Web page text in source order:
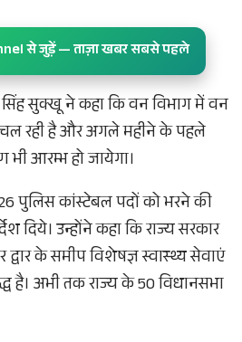
से जुड़ें — ताज़ा खबर सबसे पहले
सुक्खू ने कहा कि वन विभाग में वन
चल रही है और अगले महीने के पहले
भी आरम्भ हो जायेगा।
पुलिस कांस्टेबल पदों को भरने की
दिये। उन्होंने कहा कि राज्य सरकार
के समीप विशेषज्ञ स्वास्थ्य सेवाएं
है। अभी तक राज्य के 50 विधानसभा